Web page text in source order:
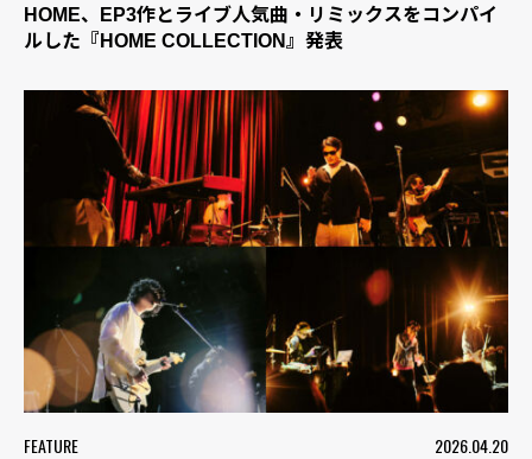
HOME、EP3作とライブ人気曲・リミックスをコンパイ
ルした『HOME COLLECTION』発表
FEATURE
2026.04.20